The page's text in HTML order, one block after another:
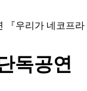
우리가 네코프라
독공연